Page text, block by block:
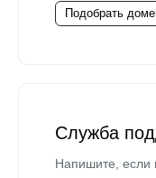
Подобрать
Служба
Напишите,